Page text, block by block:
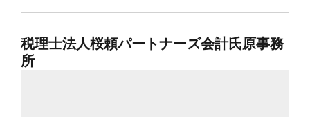
税理士法人桜頼パートナーズ会計氏原事務
所